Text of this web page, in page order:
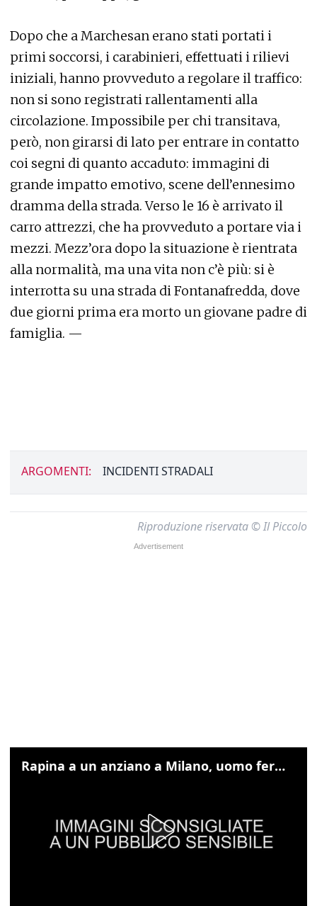
Dopo che a Marchesan erano stati portati i
primi soccorsi, i carabinieri, effettuati i rilievi
iniziali, hanno provveduto a regolare il traffico:
non si sono registrati rallentamenti alla
circolazione. Impossibile per chi transitava,
però, non girarsi di lato per entrare in contatto
coi segni di quanto accaduto: immagini di
grande impatto emotivo, scene dell’ennesimo
dramma della strada. Verso le 16 è arrivato il
carro attrezzi, che ha provveduto a portare via i
mezzi. Mezz’ora dopo la situazione è rientrata
alla normalità, ma una vita non c’è più: si è
interrotta su una strada di Fontanafredda, dove
due giorni prima era morto un giovane padre di
famiglia. —
ARGOMENTI: INCIDENTI STRADALI
Riproduzione riservata © Il Piccolo
Rapina a un anziano a Milano, uomo fermato grazie alle foto sul cellulare